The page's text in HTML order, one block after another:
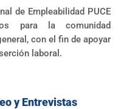
de Empleabilidad PUCE
para la comunidad
con el fin de apoyar
laboral.
y Entrevistas